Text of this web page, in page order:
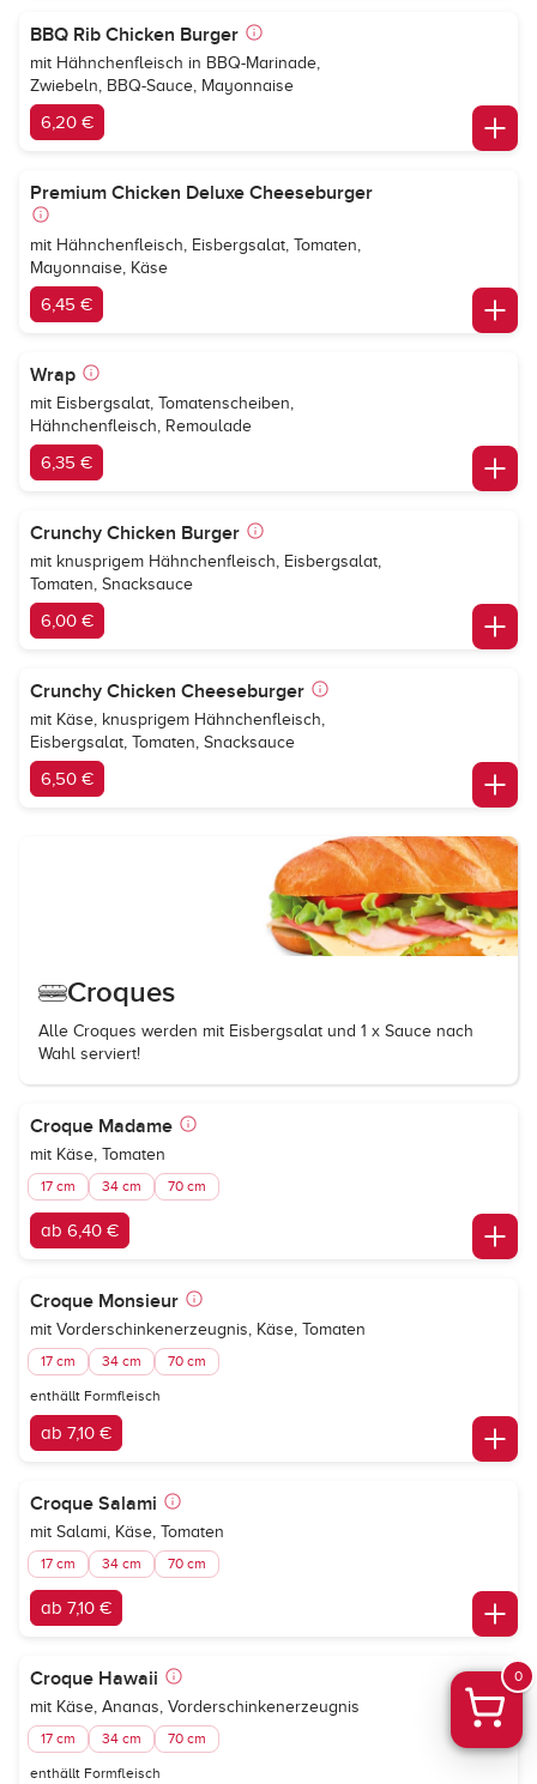
BBQ Rib Chicken Burger
mit Hähnchenfleisch in BBQ-Marinade,
Zwiebeln, BBQ-Sauce, Mayonnaise
6,20 €
Premium Chicken Deluxe Cheeseburger
mit Hähnchenfleisch, Eisbergsalat, Tomaten,
Mayonnaise, Käse
6,45 €
Wrap
mit Eisbergsalat, Tomatenscheiben,
Hähnchenfleisch, Remoulade
6,35 €
Crunchy Chicken Burger
mit knusprigem Hähnchenfleisch, Eisbergsalat,
Tomaten, Snacksauce
6,00 €
Crunchy Chicken Cheeseburger
mit Käse, knusprigem Hähnchenfleisch,
Eisbergsalat, Tomaten, Snacksauce
6,50 €
Croques
Alle Croques werden mit Eisbergsalat und 1 x Sauce nach
Wahl serviert!
Croque Madame
mit Käse, Tomaten
17 cm 34 cm 70 cm
ab 6,40 €
Croque Monsieur
mit Vorderschinkenerzeugnis, Käse, Tomaten
17 cm 34 cm 70 cm
enthällt Formfleisch
ab 7,10 €
Croque Salami
mit Salami, Käse, Tomaten
17 cm 34 cm 70 cm
ab 7,10 €
Croque Hawaii
mit Käse, Ananas, Vorderschinkenerzeugnis
17 cm 34 cm 70 cm
enthällt Formfleisch
0